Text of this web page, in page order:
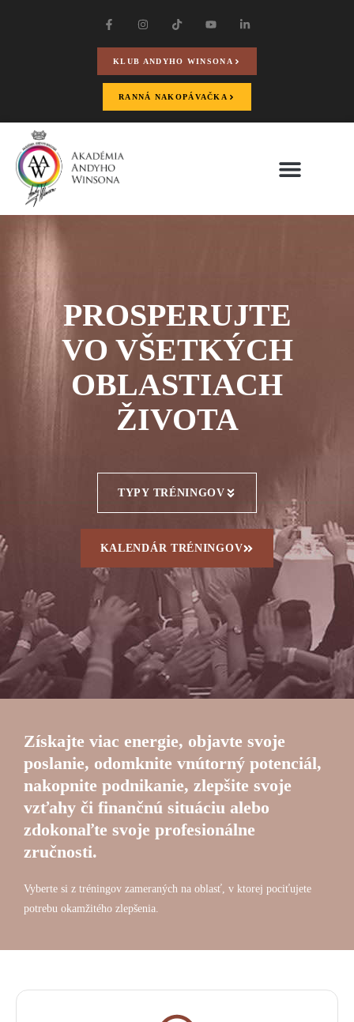
KLUB ANDYHO WINSONA
RANNÁ NAKOPÁVAČKA
PROSPERUJTE
VO VŠETKÝCH
OBLASTIACH
ŽIVOTA
TYPY TRÉNINGOV
KALENDÁR TRÉNINGOV
Získajte viac energie, objavte svoje
poslanie, odomknite vnútorný potenciál,
nakopnite podnikanie, zlepšite svoje
vzťahy či finančnú situáciu alebo
zdokonaľte svoje profesionálne
zručnosti.
Vyberte si z tréningov zameraných na oblasť, v ktorej pociťujete
potrebu okamžitého zlepšenia.